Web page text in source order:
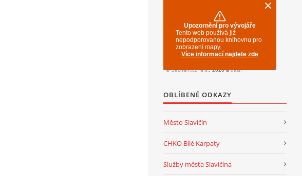
OBLÍBENÉ ODKAZY
Město Slavičín
CHKO Bílé Karpaty
Služby města Slavičína